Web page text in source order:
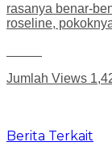
rasanya benar-
roseline,
Jumlah Views
Berita Terkait